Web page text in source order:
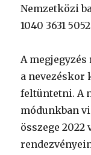
Nemzetközi
1040 3631
A
a nevezéskor
feltüntetni. A
módunkban
összege 2022